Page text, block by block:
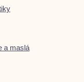
a maslá